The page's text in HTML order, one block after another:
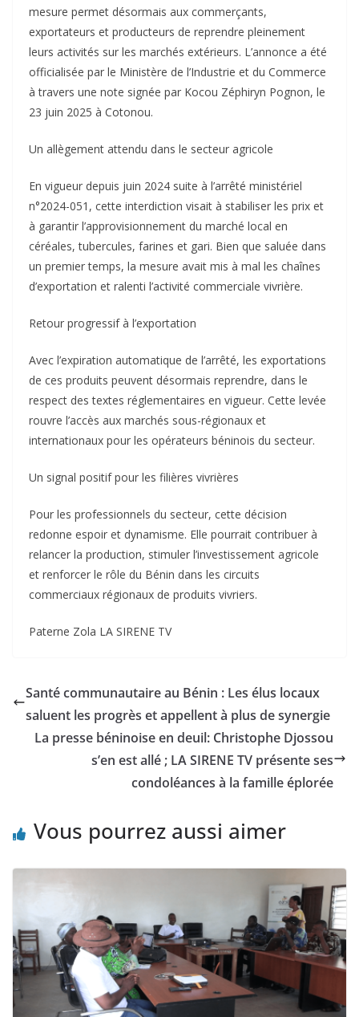
mesure permet désormais aux commerçants,
exportateurs et producteurs de reprendre pleinement
leurs activités sur les marchés extérieurs. L’annonce a été
officialisée par le Ministère de l’Industrie et du Commerce
à travers une note signée par Kocou Zéphiryn Pognon, le
23 juin 2025 à Cotonou.
Un allègement attendu dans le secteur agricole
En vigueur depuis juin 2024 suite à l’arrêté ministériel
n°2024-051, cette interdiction visait à stabiliser les prix et
à garantir l’approvisionnement du marché local en
céréales, tubercules, farines et gari. Bien que saluée dans
un premier temps, la mesure avait mis à mal les chaînes
d’exportation et ralenti l’activité commerciale vivrière.
Retour progressif à l’exportation
Avec l’expiration automatique de l’arrêté, les exportations
de ces produits peuvent désormais reprendre, dans le
respect des textes réglementaires en vigueur. Cette levée
rouvre l’accès aux marchés sous-régionaux et
internationaux pour les opérateurs béninois du secteur.
Un signal positif pour les filières vivrières
Pour les professionnels du secteur, cette décision
redonne espoir et dynamisme. Elle pourrait contribuer à
relancer la production, stimuler l’investissement agricole
et renforcer le rôle du Bénin dans les circuits
commerciaux régionaux de produits vivriers.
Paterne Zola LA SIRENE TV
Santé communautaire au Bénin : Les élus locaux
saluent les progrès et appellent à plus de synergie
La presse béninoise en deuil: Christophe Djossou
s’en est allé ; LA SIRENE TV présente ses
condoléances à la famille éplorée
Vous pourrez aussi aimer